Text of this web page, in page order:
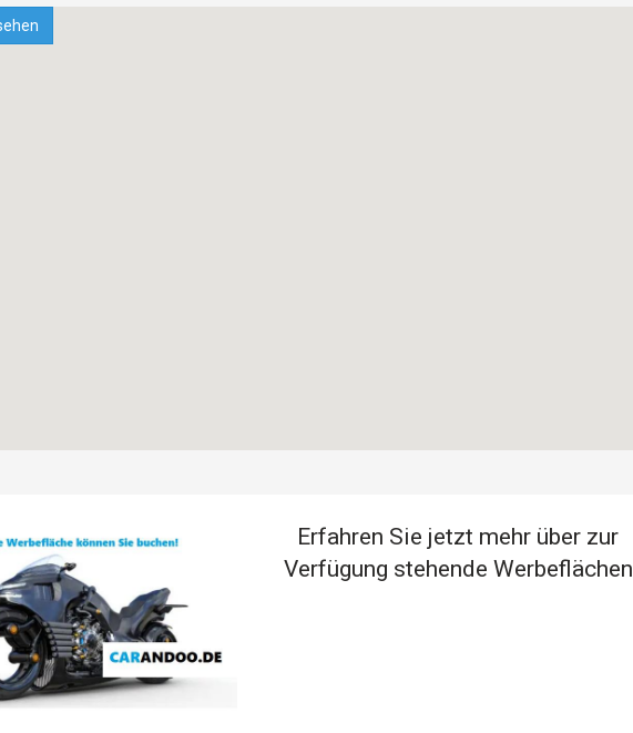
Erfahren Sie jetzt mehr über zur
Verfügung stehende Werbeflächen